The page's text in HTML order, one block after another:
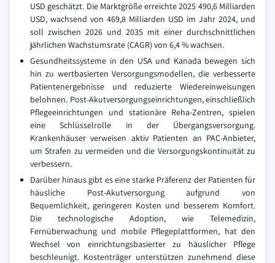
USD geschätzt. Die Marktgröße erreichte 2025 490,6 Milliarden
USD, wachsend von 469,8 Milliarden USD im Jahr 2024, und
soll zwischen 2026 und 2035 mit einer durchschnittlichen
jährlichen Wachstumsrate (CAGR) von 6,4 % wachsen.
Gesundheitssysteme in den USA und Kanada bewegen sich
hin zu wertbasierten Versorgungsmodellen, die verbesserte
Patientenergebnisse und reduzierte Wiedereinweisungen
belohnen. Post-Akutversorgungseinrichtungen, einschließlich
Pflegeeinrichtungen und stationäre Reha-Zentren, spielen
eine Schlüsselrolle in der Übergangsversorgung.
Krankenhäuser verweisen aktiv Patienten an PAC-Anbieter,
um Strafen zu vermeiden und die Versorgungskontinuität zu
verbessern.
Darüber hinaus gibt es eine starke Präferenz der Patienten für
häusliche Post-Akutversorgung aufgrund von
Bequemlichkeit, geringeren Kosten und besserem Komfort.
Die technologische Adoption, wie Telemedizin,
Fernüberwachung und mobile Pflegeplattformen, hat den
Wechsel von einrichtungsbasierter zu häuslicher Pflege
beschleunigt. Kostenträger unterstützen zunehmend diese